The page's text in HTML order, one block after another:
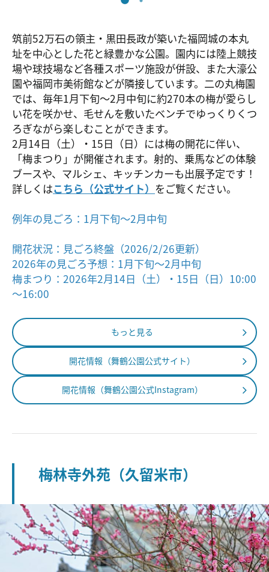
筑前52万石の領主・黒田長政が築いた福岡城の本丸
址を中心とした花と緑豊かな公園。園内には陸上競技
場や球技場など各種スポーツ施設が併設、また大濠公
園や福岡市美術館などが隣接しています。二の丸梅園
では、毎年1月下旬～2月中旬に約270本の梅が愛らし
い花を咲かせ、毛せんを敷いたベンチでゆっくりくつ
ろぎながら楽しむことができます。
2月14日（土）・15日（日）には梅の開花に伴い、
「梅まつり」が開催されます。射的、乗馬などの体験
ブースや、マルシェ、キッチンカーも出展予定です！
詳しくはこちら（公式サイト） をご覧ください。
例年の見ごろ：1月下旬〜2月中旬
開花状況：見ごろ終盤（2026/2/26更新）
2026年の見ごろ予想：1月下旬～2月中旬
梅まつり：2026年2月14日（土）・15日（日）10:00
～16:00
もっと見る
開花情報（舞鶴公園公式サイト）
開花情報（舞鶴公園公式Instagram）
梅林寺外苑（久留米市）